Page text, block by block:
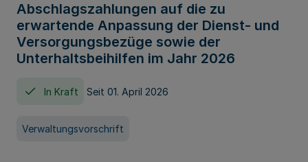
Abschlagszahlungen auf die zu
erwartende Anpassung der Dienst- und
Versorgungsbezüge sowie der
Unterhaltsbeihilfen im Jahr 2026
In Kraft Seit 01. April 2026
Verwaltungsvorschrift